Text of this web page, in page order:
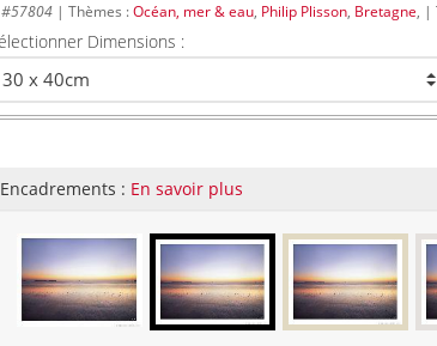
#57804 | Thèmes :Océan, mer & eau Philip Plisson Bretagne ,
Dimensions :
Encadrements : En savoir plus